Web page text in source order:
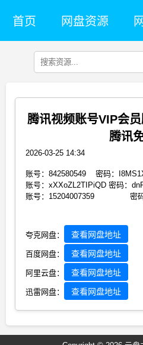
首页 网盘资源
腾讯视频账号VIP会
腾讯
2026-03-25 14:34
账号：842580549 密码：
账号：xXXoZL2TIPiQD 密码：
账号：15204007359 密码
夸克网盘： 查看网盘地址
百度网盘： 查看网盘地址
阿里云盘： 查看网盘地址
迅雷网盘： 查看网盘地址